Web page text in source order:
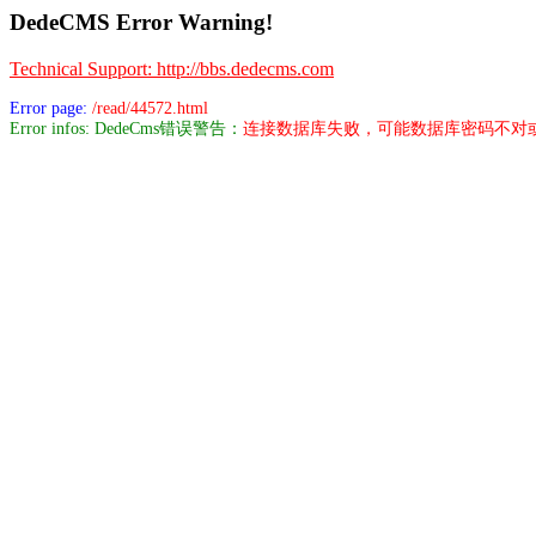
DedeCMS Error Warning!
Technical Support: http://bbs.dedecms.com
Error page: /read/44572.html
Error infos: DedeCms错误警告： 连接数据库失败，可能数据库密码不对